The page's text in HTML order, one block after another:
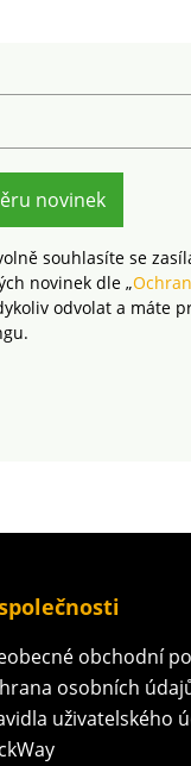
novinek
souhlasíte se
novinek dle „
odvolat a máte
obchodní
osobních
uživatelského